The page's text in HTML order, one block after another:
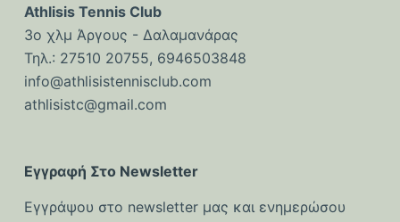
Athlisis Tennis Club
3ο χλμ Άργους - Δαλαμανάρας
Τηλ.: 27510 20755, 6946503848
info@athlisistennisclub.com
athlisistc@gmail.com
Εγγραφή Στο Newsletter
Εγγράψου στο newsletter μας και ενημερώσου